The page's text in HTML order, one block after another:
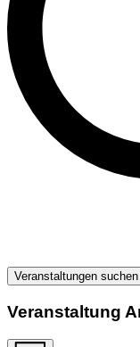
Veranstaltungen suchen
Veranstaltung